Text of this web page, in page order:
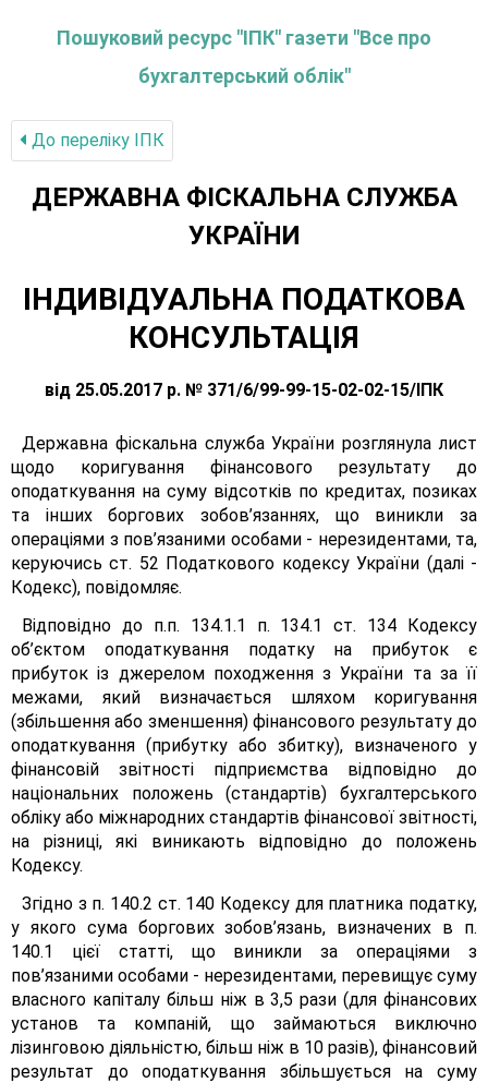
Пошуковий ресурс "ІПК" газети "Все про
бухгалтерський облік"
До переліку IПК
ДЕРЖАВНА ФІСКАЛЬНА СЛУЖБА
УКРАЇНИ
ІНДИВІДУАЛЬНА ПОДАТКОВА
КОНСУЛЬТАЦІЯ
від 25.05.2017 р. № 371/6/99-99-15-02-02-15/ІПК
Державна фіскальна служба України розглянула лист
щодо коригування фінансового результату до
оподаткування на суму відсотків по кредитах, позиках
та інших боргових зобов’язаннях, що виникли за
операціями з пов’язаними особами - нерезидентами, та,
керуючись ст. 52 Податкового кодексу України (далі -
Кодекс), повідомляє.
Відповідно до п.п. 134.1.1 п. 134.1 ст. 134 Кодексу
об’єктом оподаткування податку на прибуток є
прибуток із джерелом походження з України та за її
межами, який визначається шляхом коригування
(збільшення або зменшення) фінансового результату до
оподаткування (прибутку або збитку), визначеного у
фінансовій звітності підприємства відповідно до
національних положень (стандартів) бухгалтерського
обліку або міжнародних стандартів фінансової звітності,
на різниці, які виникають відповідно до положень
Кодексу.
Згідно з п. 140.2 ст. 140 Кодексу для платника податку,
у якого сума боргових зобов’язань, визначених в п.
140.1 цієї статті, що виникли за операціями з
пов’язаними особами - нерезидентами, перевищує суму
власного капіталу більш ніж в 3,5 рази (для фінансових
установ та компаній, що займаються виключно
лізинговою діяльністю, більш ніж в 10 разів), фінансовий
результат до оподаткування збільшується на суму